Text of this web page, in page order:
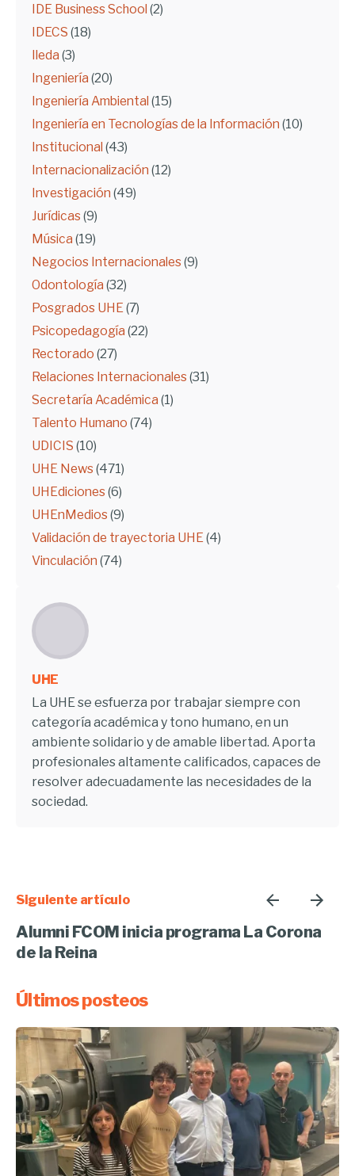
IDE Business School (2)
IDECS (18)
Ileda (3)
Ingeniería (20)
Ingeniería Ambiental (15)
Ingeniería en Tecnologías de la Información (10)
Institucional (43)
Internacionalización (12)
Investigación (49)
Jurídicas (9)
Música (19)
Negocios Internacionales (9)
Odontología (32)
Posgrados UHE (7)
Psicopedagogía (22)
Rectorado (27)
Relaciones Internacionales (31)
Secretaría Académica (1)
Talento Humano (74)
UDICIS (10)
UHE News (471)
UHEdiciones (6)
UHEnMedios (9)
Validación de trayectoria UHE (4)
Vinculación (74)
UHE
La UHE se esfuerza por trabajar siempre con
categoría académica y tono humano, en un
ambiente solidario y de amable libertad. Aporta
profesionales altamente calificados, capaces de
resolver adecuadamente las necesidades de la
sociedad.
Siguiente artículo
Alumni FCOM inicia programa La Corona
de la Reina
Últimos posteos